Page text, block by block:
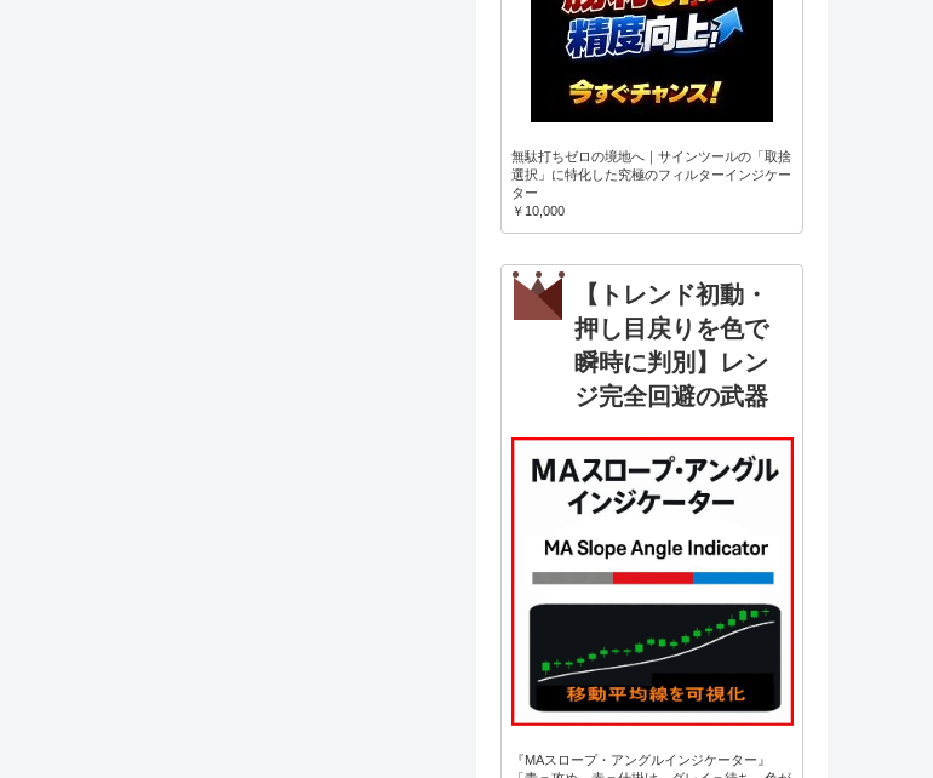
無駄打ちゼロの境地へ｜サインツールの「取捨
選択」に特化した究極のフィルターインジケー
ター
￥10,000
【トレンド初動・
押し目戻りを色で
瞬時に判別】レン
ジ完全回避の武器
『MAスロープ・アングルインジケーター』